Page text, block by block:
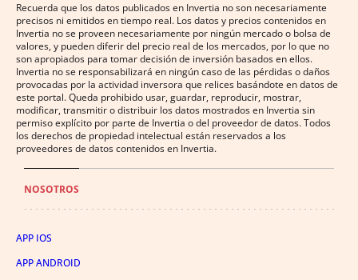
Recuerda que los datos publicados en Invertia no son necesariamente
precisos ni emitidos en tiempo real. Los datos y precios contenidos en
Invertia no se proveen necesariamente por ningún mercado o bolsa de
valores, y pueden diferir del precio real de los mercados, por lo que no
son apropiados para tomar decisión de inversión basados en ellos.
Invertia no se responsabilizará en ningún caso de las pérdidas o daños
provocadas por la actividad inversora que relices basándote en datos de
este portal. Queda prohibido usar, guardar, reproducir, mostrar,
modificar, transmitir o distribuir los datos mostrados en Invertia sin
permiso explícito por parte de Invertia o del proveedor de datos. Todos
los derechos de propiedad intelectual están reservados a los
proveedores de datos contenidos en Invertia.
NOSOTROS
APP IOS
APP ANDROID